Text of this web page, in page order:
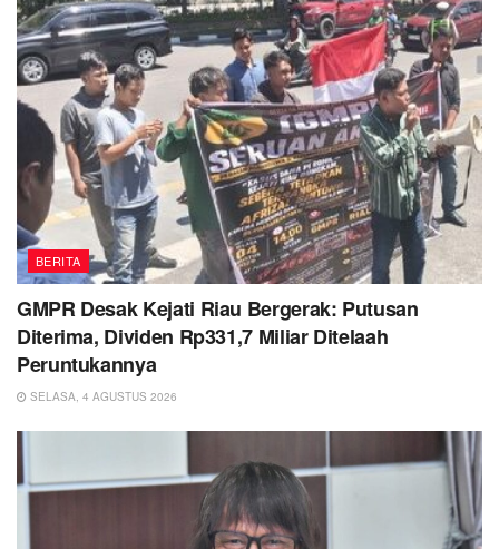
BERITA
GMPR Desak Kejati Riau Bergerak: Putusan
Diterima, Dividen Rp331,7 Miliar Ditelaah
Peruntukannya
SELASA, 4 AGUSTUS 2026